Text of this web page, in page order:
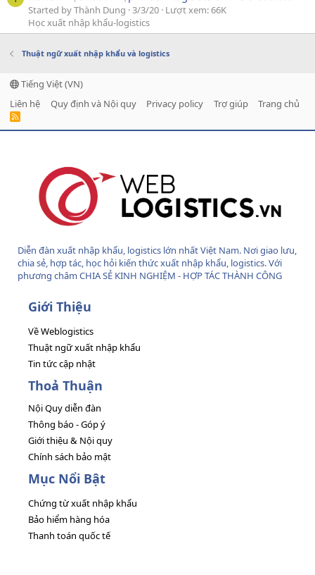
Started by Thành Dung 3/3/20 Lượt xem: 66K
Học xuất nhập khẩu-logistics
Thuật ngữ xuất nhập khẩu và logistics
Tiếng Việt (VN)
Liên hệ
Quy định và Nội quy Privacy policy Trợ giúp Trang chủ
R
Diễn đàn xuất nhập khẩu, logistics lớn nhất Việt Nam. Nơi giao lưu,
chia sẻ, hợp tác, học hỏi kiến thức xuất nhập khẩu, logistics. Với
phương châm CHIA SẺ KINH NGHIỆM - HỢP TÁC THÀNH CÔNG
Giới Thiệu
Về Weblogistics
Thuật ngữ xuất nhập khẩu
Tin tức cập nhật
Thoả Thuận
Nội Quy diễn đàn
Thông báo - Góp ý
Giới thiệu & Nội quy
Chính sách bảo mật
Mục Nổi Bật
Chứng từ xuất nhập khẩu
Bảo hiểm hàng hóa
Thanh toán quốc tế